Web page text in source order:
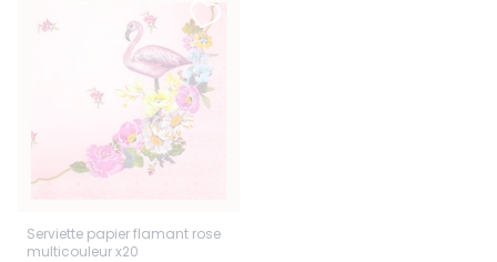
Serviette papier flamant rose
multicouleur x20